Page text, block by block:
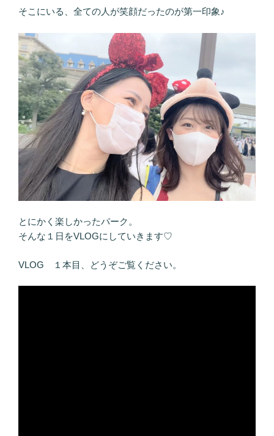
そこにいる、全ての人が笑顔だったのが第一印象♪
とにかく楽しかったパーク。
そんな１日をVLOGにしていきます♡
VLOG １本目、どうぞご覧ください。